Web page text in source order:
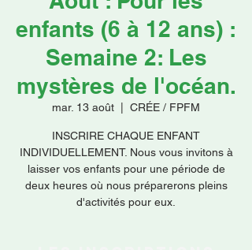
enfants (6 à 12 ans) :
Semaine 2: Les
mystères de l'océan.
mar. 13 août CRÉE / FPFM
INSCRIRE CHAQUE ENFANT
INDIVIDUELLEMENT. Nous vous invitons à
laisser vos enfants pour une période de
deux heures où nous préparerons pleins
d'activités pour eux.